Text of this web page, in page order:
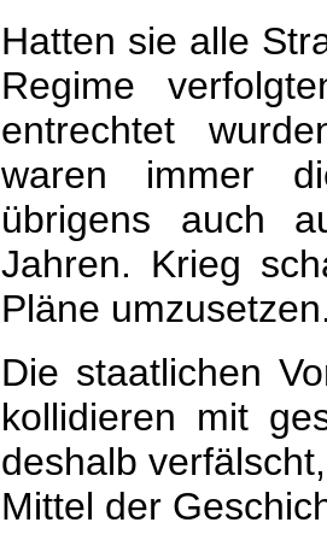
Hatten sie alle
Regime
entrechtet
waren immer
übrigens auch
Jahren. Krieg
Pläne
Die staatlichen
kollidieren mit
deshalb
Mittel der